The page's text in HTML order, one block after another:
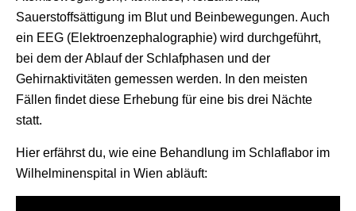
Sauerstoffsättigung im Blut und Beinbewegungen. Auch
ein EEG (Elektroenzephalographie) wird durchgeführt,
bei dem der Ablauf der Schlafphasen und der
Gehirnaktivitäten gemessen werden. In den meisten
Fällen findet diese Erhebung für eine bis drei Nächte
statt.
Hier erfährst du, wie eine Behandlung im Schlaflabor im
Wilhelminenspital in Wien abläuft: